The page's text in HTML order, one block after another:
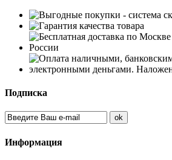
Подписка
Информация